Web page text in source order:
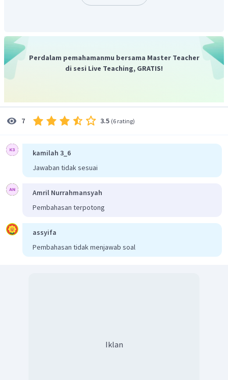
Perdalam pemahamanmu bersama Master Teacher
di sesi Live Teaching, GRATIS!
7 3.5 (6 rating)
kamilah 3_6
Jawaban tidak sesuai
Amril Nurrahmansyah
Pembahasan terpotong
assyifa
Pembahasan tidak menjawab soal
Iklan